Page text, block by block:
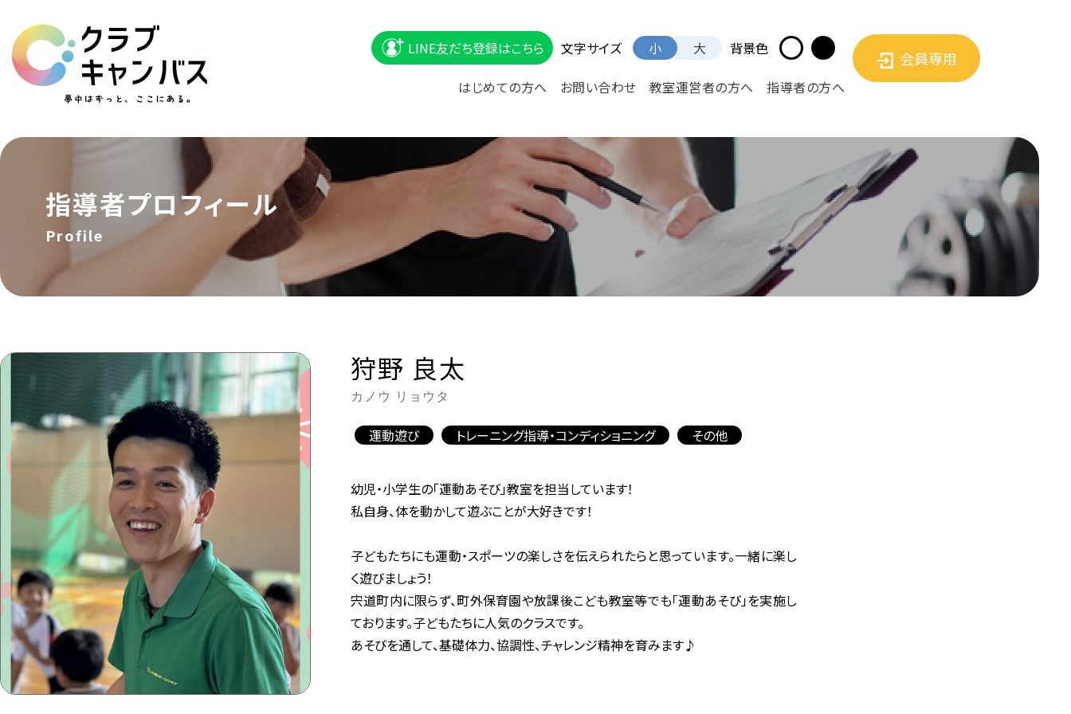
はじめての方へ お問い合わせ 教室運営者の方へ 指導者の方へ
LINE友だち登録はこちら 文字サイズ 小 大 背景色
会員専用
指導者プロフィール
Profile
狩野 良太
カノウ リョウタ
運動遊び トレーニング指導・コンディショニング その他
幼児・小学生の「運動あそび」教室を担当しています！
私自身、体を動かして遊ぶことが大好きです！
子どもたちにも運動・スポーツの楽しさを伝えられたらと思っています。一緒に楽し
く遊びましょう！
宍道町内に限らず、町外保育園や放課後こども教室等でも「運動あそび」を実施し
ております。子どもたちに人気のクラスです。
あそびを通して、基礎体力、協調性、チャレンジ精神を育みます♪